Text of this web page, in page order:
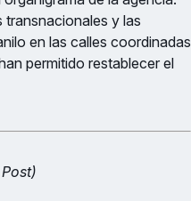
transnacionales y las
en las calles coordinadas
permitido restablecer el